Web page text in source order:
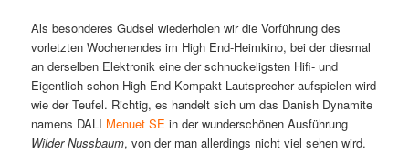
Als besonderes Gudsel wiederholen wir die Vorführung des
vorletzten Wochenendes im High End-Heimkino, bei der diesmal
an derselben Elektronik eine der schnuckeligsten Hifi- und
Eigentlich-schon-High End-Kompakt-Lautsprecher aufspielen wird
wie der Teufel. Richtig, es handelt sich um das Danish Dynamite
namens DALI Menuet SE in der wunderschönen Ausführung
Wilder Nussbaum, von der man allerdings nicht viel sehen wird.